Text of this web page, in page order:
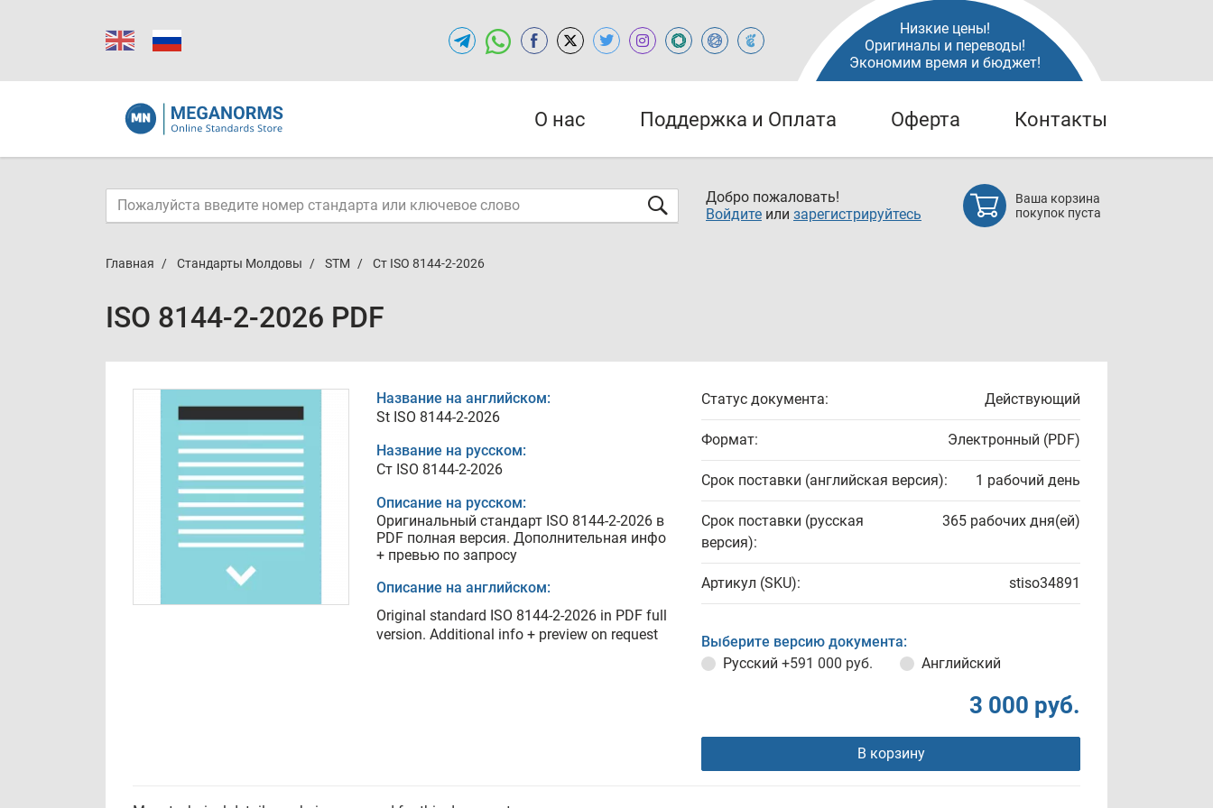
Низкие цены!
Оригиналы и переводы!
Экономим время и бюджет!
О нас Поддержка и Оплата Оферта Контакты
Добро пожаловать!
Войдите или зарегистрируйтесь
Ваша корзина
покупок пуста
Главная Стандарты Молдовы STM Ст ISO 8144-2-2026
ISO 8144-2-2026 PDF
Название на английском:
St ISO 8144-2-2026
Название на русском:
Ст ISO 8144-2-2026
Описание на русском:
Оригинальный стандарт ISO 8144-2-2026 в
PDF полная версия. Дополнительная инфо
+ превью по запросу
Описание на английском:
Original standard ISO 8144-2-2026 in PDF full
version. Additional info + preview on request
Статус документа: Действующий
Формат: Электронный (PDF)
Срок поставки (английская версия): 1 рабочий день
Срок поставки (русская
версия):
365 рабочих дня(ей)
Артикул (SKU): stiso34891
Выберите версию документа:
Русский +591 000 руб. Английский
3 000 руб.
В корзину